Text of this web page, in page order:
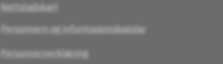
Nettstadskart
Personvern og informasjonskapslar
Personvernerklæring